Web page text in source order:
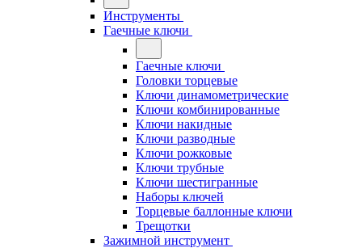
Инструменты
Гаечные ключи
Гаечные ключи
Головки торцевые
Ключи динамометрические
Ключи комбинированные
Ключи накидные
Ключи разводные
Ключи рожковые
Ключи трубные
Ключи шестигранные
Наборы ключей
Торцевые баллонные ключи
Трещотки
Зажимной инструмент